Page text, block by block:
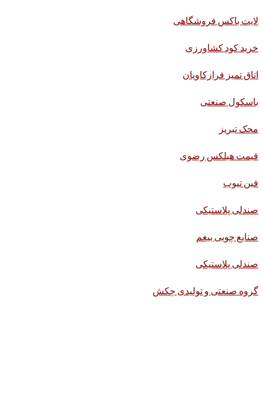
لایت باکس فروشگاهی
خرید کود کشاورزی
اتاق تمیز فرازکاویان
باسکول صنعتی
محک تبریز
قیمت هبلکس رضوی
فین تیوب
صندلی پلاستیکی
صنایع چوبی بیغم
صندلی پلاستیکی
گروه صنعتی و تولیدی چکش